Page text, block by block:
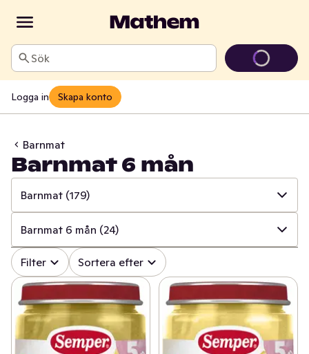
Sök
Logga in Skapa konto
Barnmat
Barnmat 6 mån
Barnmat (179)
✓ Alla (393)
✓ Barnmat (179)
✓ Mjölkersättning (31)
✓ Välling & gröt (64)
Blöjor (70)
Barnmat 6 mån (24)
✓ Alla (179)
✓ Barnsmoothies & klämmisar (56)
✓ Barnsnacks och mellanmål (45)
Filter Sortera efter